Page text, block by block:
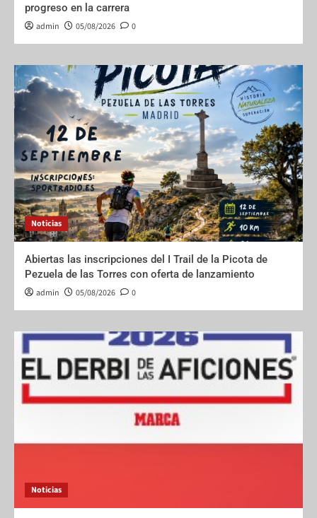
progreso en la carrera
admin 05/08/2026 0
Noticias
Abiertas las inscripciones del I Trail de la Picota de
Pezuela de las Torres con oferta de lanzamiento
admin 05/08/2026 0
Noticias